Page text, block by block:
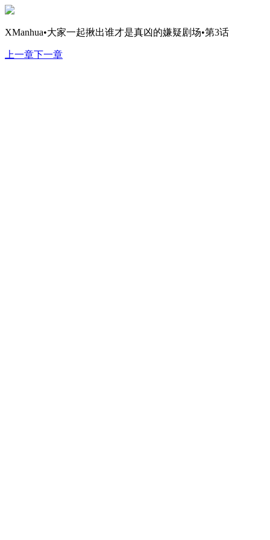
XManhua•大家一起揪出谁才是真凶的嫌疑剧场•第3话
上一章下一章